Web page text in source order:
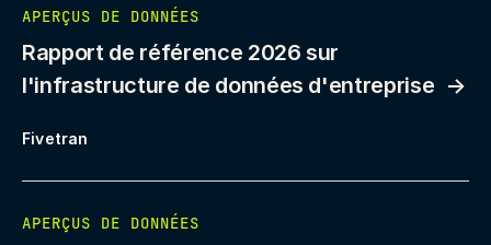
APERÇUS DE DONNÉES
Rapport de référence 2026 sur
l'infrastructure de données d'entreprise
Fivetran
APERÇUS DE DONNÉES